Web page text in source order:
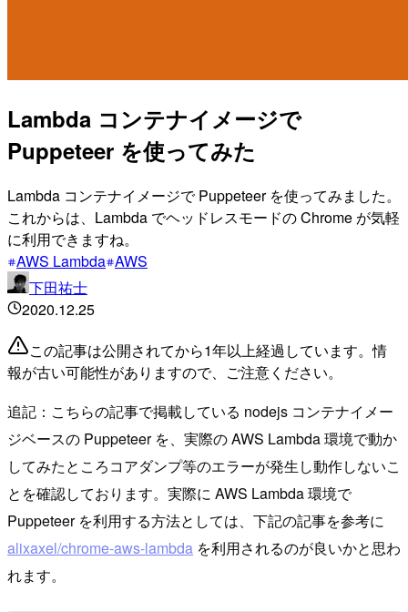
Lambda コンテナイメージで
Puppeteer を使ってみた
Lambda コンテナイメージで Puppeteer を使ってみました。
これからは、Lambda でヘッドレスモードの Chrome が気軽
に利用できますね。
AWS Lambda AWS
下田祐士
2020.12.25
この記事は公開されてから1年以上経過しています。情
報が古い可能性がありますので、ご注意ください。
追記：こちらの記事で掲載している nodejs コンテナイメー
ジベースの Puppeteer を、実際の AWS Lambda 環境で動か
してみたところコアダンプ等のエラーが発生し動作しないこ
とを確認しております。実際に AWS Lambda 環境で
Puppeteer を利用する方法としては、下記の記事を参考に
alixaxel/chrome-aws-lambda を利用されるのが良いかと思わ
れます。